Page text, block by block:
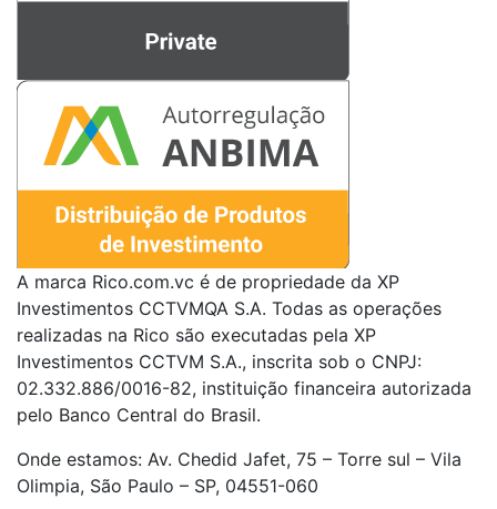
A marca Rico.com.vc é de propriedade da XP
Investimentos CCTVMQA S.A. Todas as operações
realizadas na Rico são executadas pela XP
Investimentos CCTVM S.A., inscrita sob o CNPJ:
02.332.886/0016-82, instituição financeira autorizada
pelo Banco Central do Brasil.
Onde estamos: Av. Chedid Jafet, 75 – Torre sul – Vila
Olimpia, São Paulo – SP, 04551-060